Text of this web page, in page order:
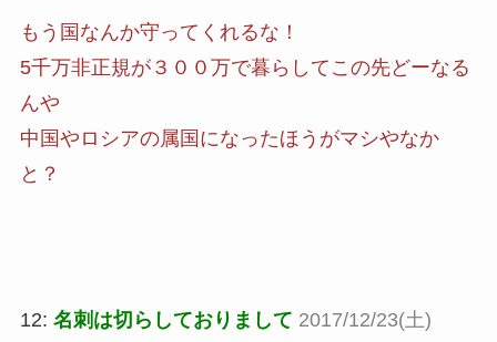
もう国なんか守ってくれるな！
5千万非正規が３００万で暮らしてこの先どーなる
んや
中国やロシアの属国になったほうがマシやなか
と？
12: 名刺は切らしておりまして 2017/12/23(土)